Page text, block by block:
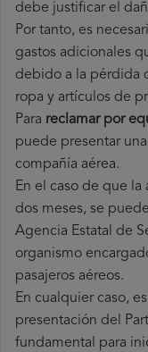
debe justificar el
Por tanto, es
gastos adicionales
debido a la pérdida
ropa y artículos de
Para reclamar por
puede presentar
compañía aérea.
En el caso de que
dos meses, se
Agencia Estatal de
organismo
pasajeros aéreos.
En cualquier caso,
presentación del
fundamental para